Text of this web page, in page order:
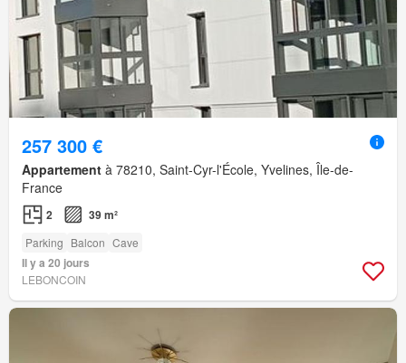
257 300 €
Appartement à 78210, Saint-Cyr-l'École, Yvelines, Île-de-
France
2 39 m²
Parking Balcon Cave
Il y a 20 jours
LEBONCOIN